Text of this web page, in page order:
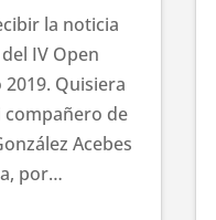
la noticia
IV Open
Quisiera
de
Acebes
por…